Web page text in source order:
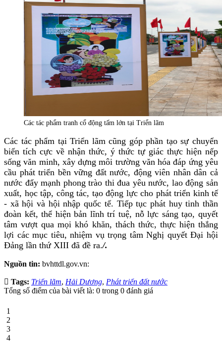
Các tác phẩm tranh cổ động tấm lớn tại Triển lãm
Các tác phẩm tại Triển lãm cũng góp phần tạo sự chuyển
biến tích cực về nhận thức, ý thức tự giác thực hiện nếp
sống văn minh, xây dựng môi trường văn hóa đáp ứng yêu
cầu phát triển bền vững đất nước, động viên nhân dân cả
nước đẩy mạnh phong trào thi đua yêu nước, lao động sản
xuất, học tập, công tác, tạo động lực cho phát triển kinh tế
- xã hội và hội nhập quốc tế. Tiếp tục phát huy tinh thần
đoàn kết, thể hiện bản lĩnh trí tuệ, nỗ lực sáng tạo, quyết
tâm vượt qua mọi khó khăn, thách thức, thực hiện thắng
lợi các mục tiêu, nhiệm vụ trọng tâm Nghị quyết Đại hội
Đảng lần thứ XIII đã đề ra./.
Nguồn tin: bvhttdl.gov.vn:
Tags: Triển lãm, Hải Dương, Phát triển đất nước
Tổng số điểm của bài viết là: 0 trong 0 đánh giá
1
2
3
4